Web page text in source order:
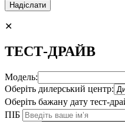
✕
ТЕСТ-ДРАЙВ
Модель:
Оберіть дилерський центр:
Оберіть бажану дату тест-
ПІБ